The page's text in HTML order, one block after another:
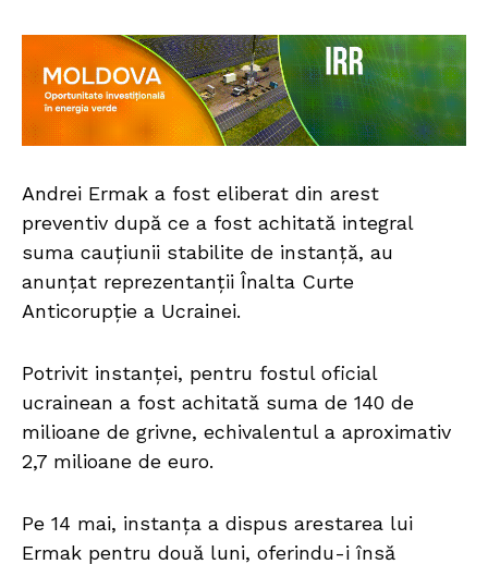
Andrei Ermak a fost eliberat din arest
preventiv după ce a fost achitată integral
suma cauțiunii stabilite de instanță, au
anunțat reprezentanții Înalta Curte
Anticorupție a Ucrainei.
Potrivit instanței, pentru fostul oficial
ucrainean a fost achitată suma de 140 de
milioane de grivne, echivalentul a aproximativ
2,7 milioane de euro.
Pe 14 mai, instanța a dispus arestarea lui
Ermak pentru două luni, oferindu-i însă